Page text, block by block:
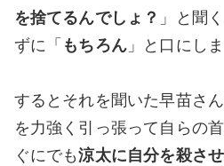
を捨てるんでしょ？ 」と聞
ずに「 もちろん 」と口にしま
するとそれを聞いた早苗さ
を力強く引っ張って自らの
ぐにでも涼太に自分を殺さ